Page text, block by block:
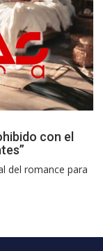
con el
del romance para